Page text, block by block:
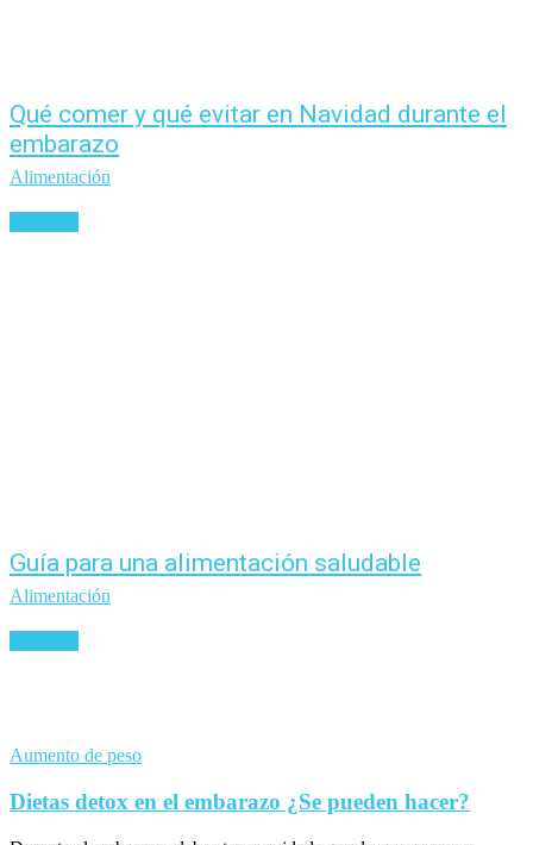
Qué comer y qué evitar en Navidad durante el
embarazo
Alimentación
Guía para una alimentación saludable
Alimentación
Aumento de peso
Dietas detox en el embarazo ¿Se pueden hacer?